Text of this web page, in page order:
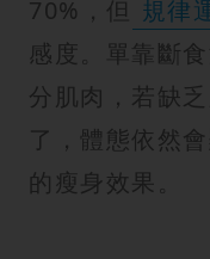
70%，但 規律
感度。單靠斷
分肌肉，若缺
了，體態依然
的瘦身效果。